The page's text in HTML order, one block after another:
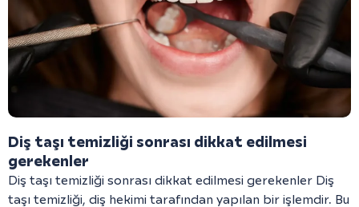
Diş taşı temizliği sonrası dikkat edilmesi
gerekenler
Diş taşı temizliği sonrası dikkat edilmesi gerekenler Diş
taşı temizliği, diş hekimi tarafından yapılan bir işlemdir. Bu